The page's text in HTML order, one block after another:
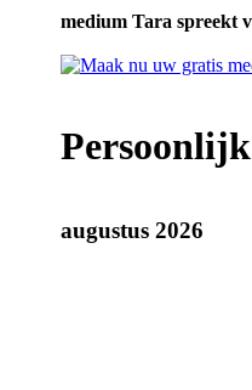
medium Tara spreekt
augustus 2026